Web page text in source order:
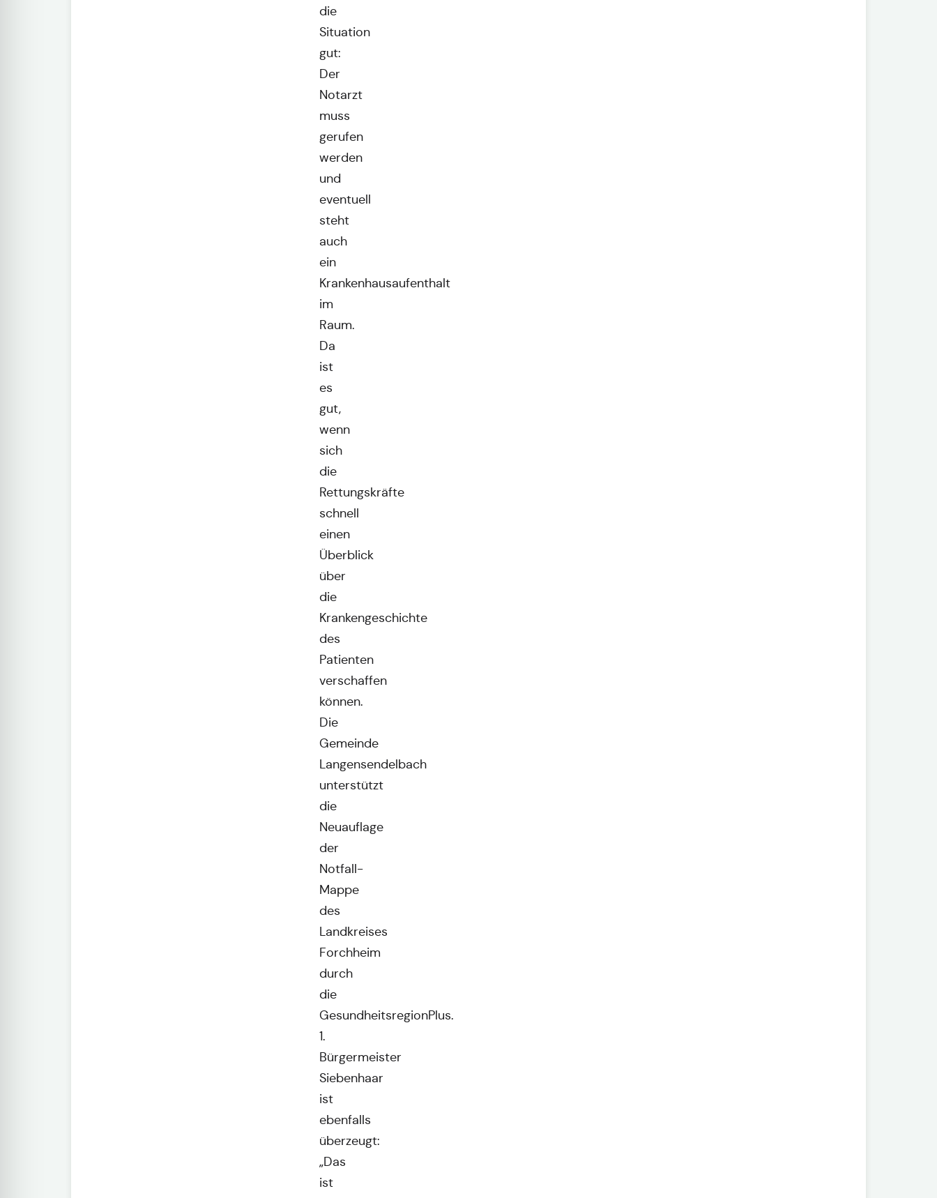
die
Situation
gut:
Der
Notarzt
muss
gerufen
werden
und
eventuell
steht
auch
ein
Krankenhausaufenthalt
im
Raum.
Da
ist
es
gut,
wenn
sich
die
Rettungskräfte
schnell
einen
Überblick
über
die
Krankengeschichte
des
Patienten
verschaffen
können.
Die
Gemeinde
Langensendelbach
unterstützt
die
Neuauflage
der
Notfall-
Mappe
des
Landkreises
Forchheim
durch
die
GesundheitsregionPlus.
1.
Bürgermeister
Siebenhaar
ist
ebenfalls
überzeugt:
„Das
ist